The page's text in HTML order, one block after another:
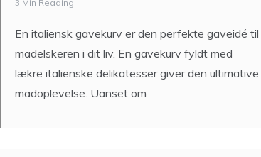
Har mit stjernetegn har
indflydelse på min
yndlingsmad?